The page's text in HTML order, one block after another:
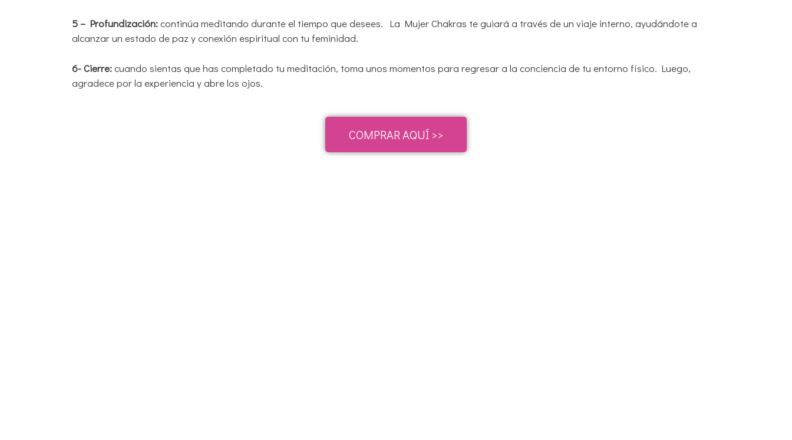
5 – Profundización: continúa meditando durante el tiempo que desees. La Mujer Chakras te guiará a través de un viaje interno, ayudándote a
alcanzar un estado de paz y conexión espiritual con tu feminidad.
6- Cierre: cuando sientas que has completado tu meditación, toma unos momentos para regresar a la conciencia de tu entorno físico. Luego,
agradece por la experiencia y abre los ojos.
COMPRAR AQUÍ >>